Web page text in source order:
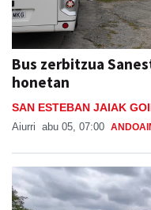
Bus zerbitzua
honetan
SAN ESTEBAN JAIAK
Aiurri abu 05, 07:00